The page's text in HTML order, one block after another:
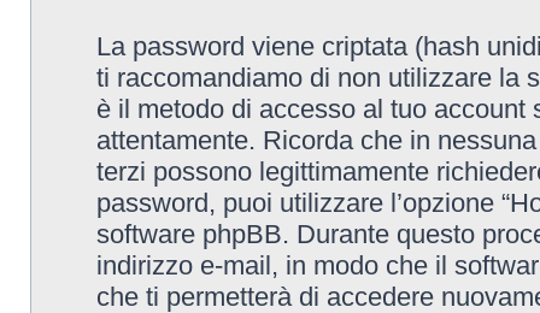
La password viene criptata (hash
ti raccomandiamo di non utilizzare la
è il metodo di accesso al tuo account
attentamente. Ricorda che in
terzi possono legittimamente
password, puoi utilizzare l’opzione
software phpBB. Durante questo
indirizzo e-mail, in modo che il
che ti permetterà di accedere